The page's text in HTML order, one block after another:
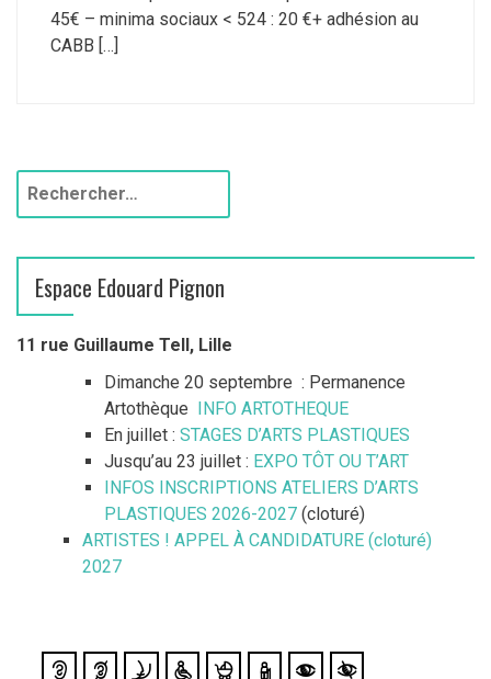
45€ – minima sociaux < 524 : 20 €+ adhésion au
CABB […]
h
r
c
Espace Edouard Pignon
11 rue Guillaume Tell, Lille
Dimanche 20 septembre : Permanence
Artothèque
INFO ARTOTHEQUE
En juillet : STAGES D’ARTS PLASTIQUES
Jusqu’au 23 juillet : EXPO TÔT OU T’ART
INFOS INSCRIPTIONS ATELIERS D’ARTS
PLASTIQUES 2026-2027 (cloturé)
ARTISTES ! APPEL À CANDIDATURE (cloturé)
2027